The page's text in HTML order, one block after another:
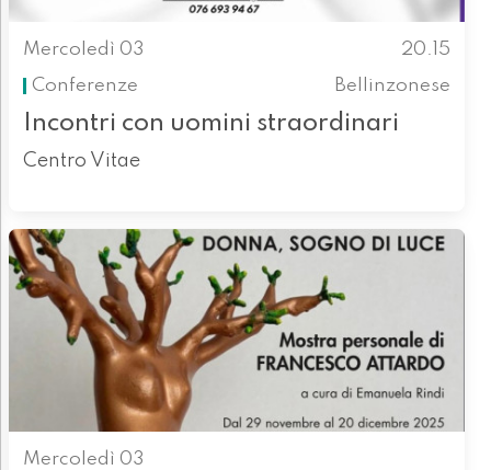
Mercoledì 03
20.15
Conferenze
Bellinzonese
Incontri con uomini straordinari
Centro Vitae
Mercoledì 03